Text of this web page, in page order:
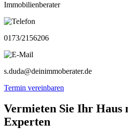
Immobilienberater
0173/2156206
s.duda@deinimmoberater.de
Termin vereinbaren
Vermieten Sie Ihr Haus
Experten